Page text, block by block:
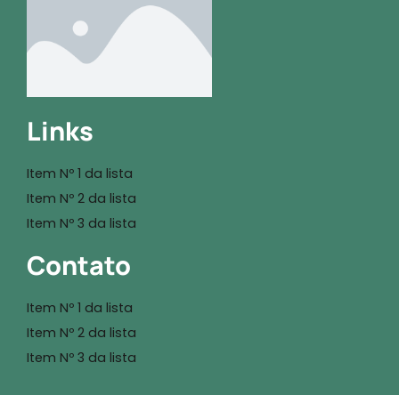
Links
Item Nº 1 da lista
Item Nº 2 da lista
Item Nº 3 da lista
Contato
Item Nº 1 da lista
Item Nº 2 da lista
Item Nº 3 da lista